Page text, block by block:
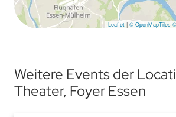
Leaflet | © OpenMapTiles
Weitere Events der
Theater, Foyer Essen